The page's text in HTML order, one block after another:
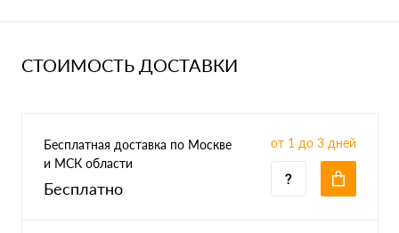
СТОИМОСТЬ ДОСТАВКИ
Бесплатная доставка по Москве
и МСК области
Бесплатно
от 1 до 3 дней